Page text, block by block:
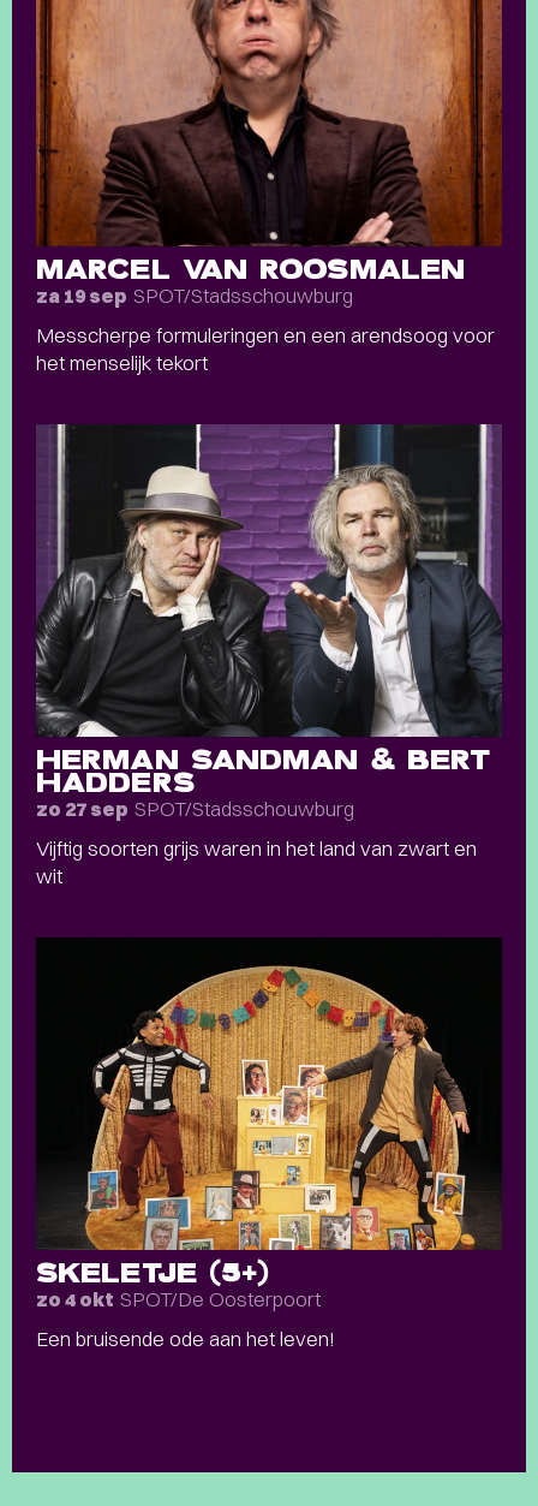
MARCEL VAN ROOSMALEN
za 19 sep SPOT/Stadsschouwburg
Messcherpe formuleringen en een arendsoog voor
het menselijk tekort
HERMAN SANDMAN & BERT
HADDERS
zo 27 sep SPOT/Stadsschouwburg
Vijftig soorten grijs waren in het land van zwart en
wit
SKELETJE (5+)
zo 4 okt SPOT/De Oosterpoort
Een bruisende ode aan het leven!